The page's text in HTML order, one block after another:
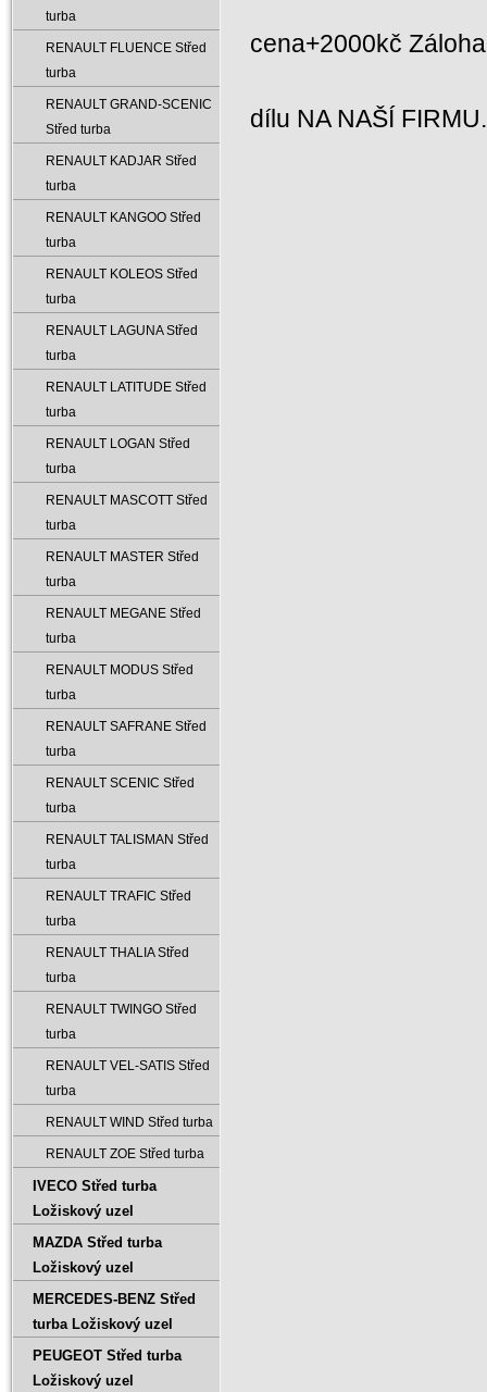
cena+2000kč
dílu NA NAŠÍ
turba
RENAULT FLUENCE Střed
turba
RENAULT GRAND-SCENIC
Střed turba
RENAULT KADJAR Střed
turba
RENAULT KANGOO Střed
turba
RENAULT KOLEOS Střed
turba
RENAULT LAGUNA Střed
turba
RENAULT LATITUDE Střed
turba
RENAULT LOGAN Střed
turba
RENAULT MASCOTT Střed
turba
RENAULT MASTER Střed
turba
RENAULT MEGANE Střed
turba
RENAULT MODUS Střed
turba
RENAULT SAFRANE Střed
turba
RENAULT SCENIC Střed
turba
RENAULT TALISMAN Střed
turba
RENAULT TRAFIC Střed
turba
RENAULT THALIA Střed
turba
RENAULT TWINGO Střed
turba
RENAULT VEL-SATIS Střed
turba
RENAULT WIND Střed turba
RENAULT ZOE Střed turba
IVECO Střed turba
Ložiskový uzel
MAZDA Střed turba
Ložiskový uzel
MERCEDES-BENZ Střed
turba Ložiskový uzel
PEUGEOT Střed turba
Ložiskový uzel